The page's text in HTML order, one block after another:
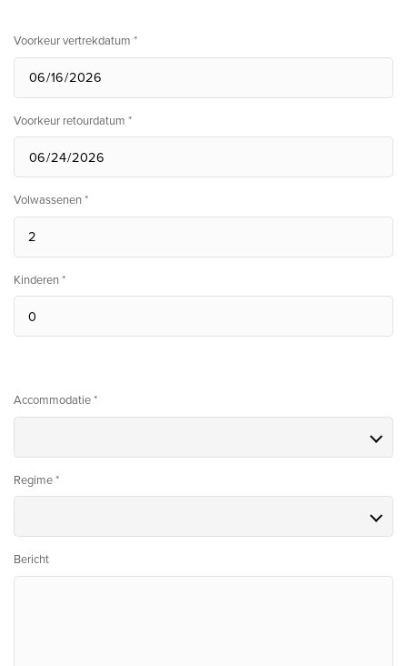
Voorkeur vertrekdatum *
Voorkeur retourdatum *
Volwassenen *
Kinderen *
Accommodatie *
Regime *
Bericht